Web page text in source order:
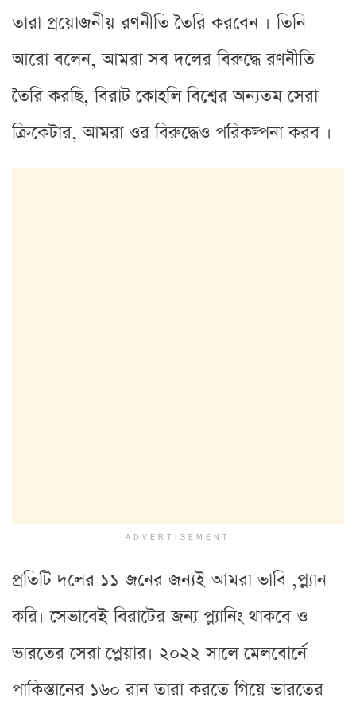
তারা প্রয়োজনীয় রণনীতি তৈরি করবেন । তিনি
আরো বলেন, আমরা সব দলের বিরুদ্ধে রণনীতি
তৈরি করছি, বিরাট কোহলি বিশ্বের অন্যতম সেরা
ক্রিকেটার, আমরা ওর বিরুদ্ধেও পরিকল্পনা করব ।
ADVERTISEMENT
প্রতিটি দলের ১১ জনের জন্যই আমরা ভাবি ,প্ল্যান
করি। সেভাবেই বিরাটের জন্য প্ল্যানিং থাকবে ও
ভারতের সেরা প্লেয়ার। ২০২২ সালে মেলবোর্নে
পাকিস্তানের ১৬০ রান তারা করতে গিয়ে ভারতের